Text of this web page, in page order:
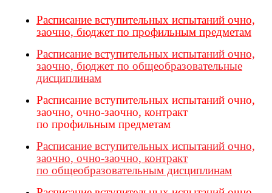
Расписание вступительных испытаний очно,
заочно, бюджет по профильным предметам
Расписание вступительных испытаний очно,
заочно, бюджет по общеобразовательные
дисциплинам
Расписание вступительных испытаний очно,
заочно, очно-заочно, контракт
по профильным предметам
Расписание вступительных испытаний очно,
заочно, очно-заочно, контракт
по общеобразовательным дисциплинам